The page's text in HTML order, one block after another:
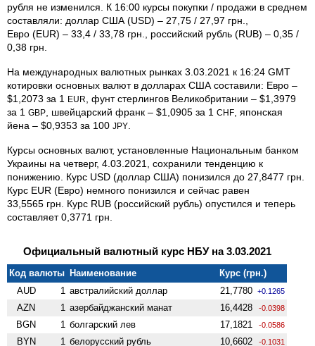
рубля не изменился. К 16:00 курсы покупки / продажи в среднем
составляли: доллар США (USD) – 27,75 / 27,97 грн.,
Евро (EUR) – 33,4 / 33,78 грн., российский рубль (RUB) – 0,35 /
0,38 грн.
На международных валютных рынках 3.03.2021 к 16:24 GMT
котировки основных валют в долларах США составили: Евро –
$1,2073 за 1 EUR
, фунт стерлингов Велико­британии – $1,3979
за 1 GBP , швейцарский франк – $1,0905 за 1 CHF , японская
йена – $0,9353 за 100 JPY
Курсы основных валют, установленные Национальным банком
Украины на четверг, 4.03.2021, сохранили тенденцию к
понижению. Курс USD (доллар США) понизился до 27,8477 грн.
Курс EUR (Евро) немного понизился и сейчас равен
33,5565 грн. Курс RUB (российский рубль) опустился и теперь
составляет 0,3771 грн.
Официальный валютный курс НБУ на 3.03.2021
Код валюты Наименование
Курс (грн.)
AUD
1 австралийский доллар 21,7780 +0.1265
AZN 1 азербайджанский манат 16,4428 -0.0398
BGN 1 болгарский лев 17,1821 -0.0586
BYN 1 белорусский рубль 10,6602 -0.1031